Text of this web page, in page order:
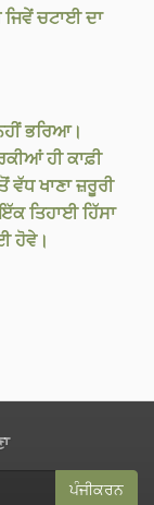
ਚਟਾਈ ਦਾ
ਭਰਿਆ।
ਹੀ ਕਾਫ਼ੀ
ਖਾਣਾ ਜ਼ਰੂਰੀ
ਤਿਹਾਈ ਹਿੱਸਾ
ਹੋਵੇ।
ਪੰਜੀਕਰਨ